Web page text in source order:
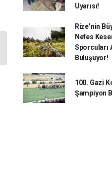
Uyarısı!
Rize’nin
Nefes
Sporcuları
Buluşuyor!
100. Gazi
Şampiyon